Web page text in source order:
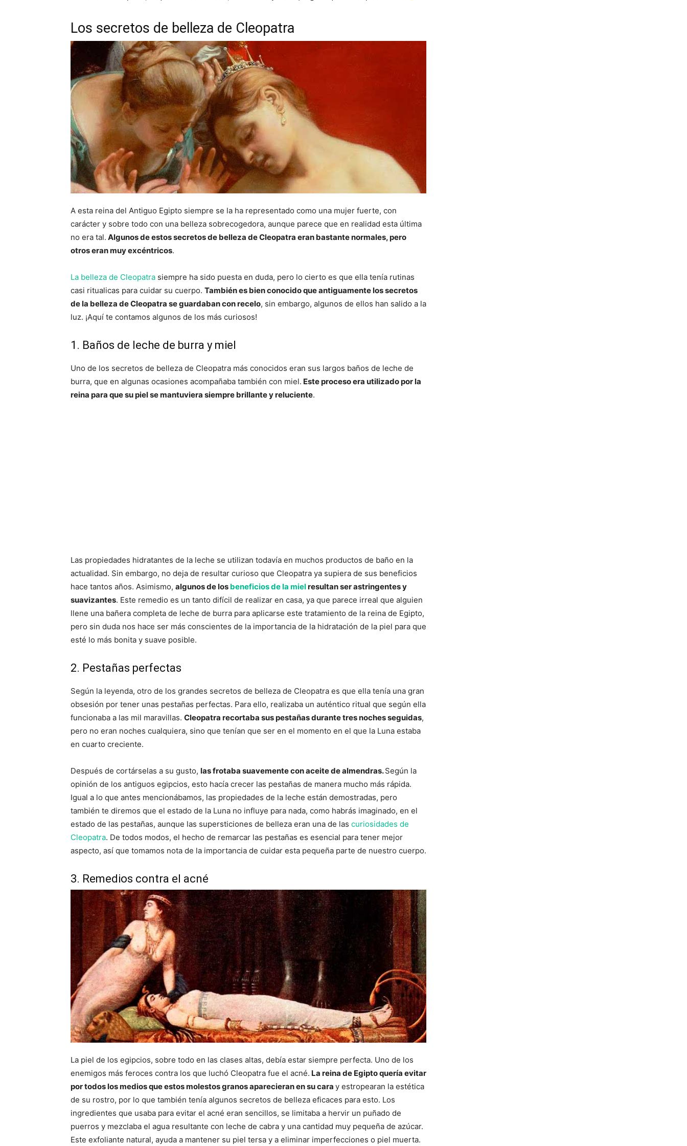
Los secretos de belleza de Cleopatra
A esta reina del Antiguo Egipto siempre se la ha representado como una mujer fuerte, con
carácter y sobre todo con una belleza sobrecogedora, aunque parece que en realidad esta última
no era tal. Algunos de estos secretos de belleza de Cleopatra eran bastante normales, pero
otros eran muy excéntricos.
La belleza de Cleopatra siempre ha sido puesta en duda, pero lo cierto es que ella tenía rutinas
casi ritualicas para cuidar su cuerpo. También es bien conocido que antiguamente los secretos
de la belleza de Cleopatra se guardaban con recelo, sin embargo, algunos de ellos han salido a la
luz. ¡Aquí te contamos algunos de los más curiosos!
1. Baños de leche de burra y miel
Uno de los secretos de belleza de Cleopatra más conocidos eran sus largos baños de leche de
burra, que en algunas ocasiones acompañaba también con miel. Este proceso era utilizado por la
reina para que su piel se mantuviera siempre brillante y reluciente.
Las propiedades hidratantes de la leche se utilizan todavía en muchos productos de baño en la
actualidad. Sin embargo, no deja de resultar curioso que Cleopatra ya supiera de sus beneficios
hace tantos años. Asimismo, algunos de los beneficios de la mielresultan ser astringentes y
suavizantes. Este remedio es un tanto difícil de realizar en casa, ya que parece irreal que alguien
llene una bañera completa de leche de burra para aplicarse este tratamiento de la reina de Egipto,
pero sin duda nos hace ser más conscientes de la importancia de la hidratación de la piel para que
esté lo más bonita y suave posible.
2. Pestañas perfectas
Según la leyenda, otro de los grandes secretos de belleza de Cleopatra es que ella tenía una gran
obsesión por tener unas pestañas perfectas. Para ello, realizaba un auténtico ritual que según ella
funcionaba a las mil maravillas. Cleopatra recortaba sus pestañas durante tres noches seguidas,
pero no eran noches cualquiera, sino que tenían que ser en el momento en el que la Luna estaba
en cuarto creciente.
Después de cortárselas a su gusto, las frotaba suavemente con aceite de almendras.Según la
opinión de los antiguos egipcios, esto hacía crecer las pestañas de manera mucho más rápida.
Igual a lo que antes mencionábamos, las propiedades de la leche están demostradas, pero
también te diremos que el estado de la Luna no influye para nada, como habrás imaginado, en el
estado de las pestañas, aunque las supersticiones de belleza eran una de las curiosidades de
Cleopatra. De todos modos, el hecho de remarcar las pestañas es esencial para tener mejor
aspecto, así que tomamos nota de la importancia de cuidar esta pequeña parte de nuestro cuerpo.
3. Remedios contra el acné
La piel de los egipcios, sobre todo en las clases altas, debía estar siempre perfecta. Uno de los
enemigos más feroces contra los que luchó Cleopatra fue el acné. La reina de Egipto quería evitar
por todos los medios que estos molestos granos aparecieran en su cara y estropearan la estética
de su rostro, por lo que también tenía algunos secretos de belleza eficaces para esto. Los
ingredientes que usaba para evitar el acné eran sencillos, se limitaba a hervir un puñado de
puerros y mezclaba el agua resultante con leche de cabra y una cantidad muy pequeña de azúcar.
Este exfoliante natural, ayuda a mantener su piel tersa y a eliminar imperfecciones o piel muerta.